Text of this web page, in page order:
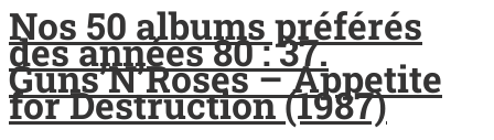
Nos 50 albums préférés
des années 80 : 37.
Guns’N’Roses – Appetite
for Destruction (1987)